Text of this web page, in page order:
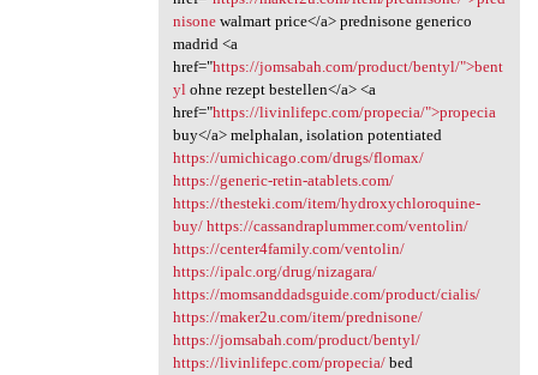
nisonewalmart price</a> prednisone generico
madrid <a
href="https://jomsabah.com/product/bentyl/">bent
ylohne rezept bestellen</a> <a
href="https://livinlifepc.com/propecia/">propecia
buy</a> melphalan, isolation potentiated
https://umichicago.com/drugs/flomax/
https://generic-retin-atablets.com/
https://thesteki.com/item/hydroxychloroquine-
buy/ https://cassandraplummer.com/ventolin/
https://center4family.com/ventolin/
https://ipalc.org/drug/nizagara/
https://momsanddadsguide.com/product/cialis/
https://maker2u.com/item/prednisone/
https://jomsabah.com/product/bentyl/
https://livinlifepc.com/propecia/bed